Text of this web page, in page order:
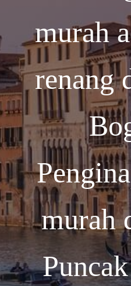
murah
renang
murah